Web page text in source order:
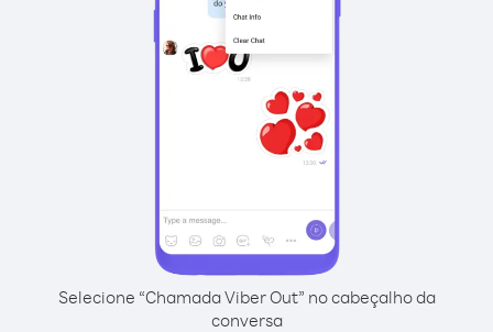
Selecione “Chamada Viber Out” no cabeçalho da
conversa